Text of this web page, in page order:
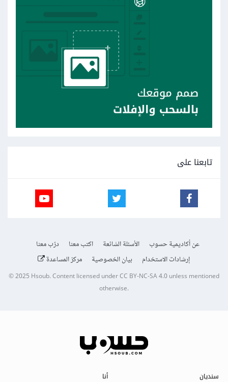
تابعنا على
عن أكاديمية حسوب الأسئلة الشائعة اكتب معنا
درّب معنا
إرشادات الاستخدام
بيان الخصوصية مركز المساعدة
© 2025Hsoub.Content licensed underCC BY-NC-SA 4.0unless mentioned
otherwise.